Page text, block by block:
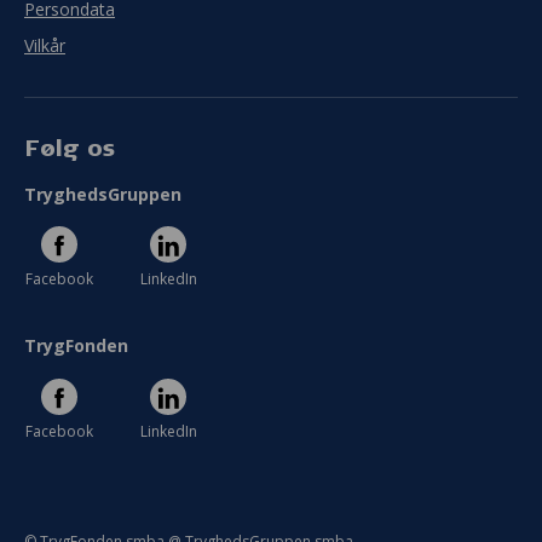
Persondata
Vilkår
Følg os
TryghedsGruppen
Facebook LinkedIn
TrygFonden
Facebook LinkedIn